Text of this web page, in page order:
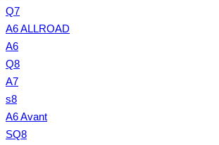
Q7
A6 ALLROAD
A6
Q8
A7
s8
A6 Avant
SQ8